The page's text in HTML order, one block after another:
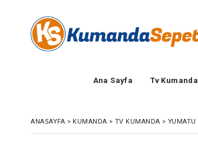
Ana Sayfa Tv Kumanda
ANASAYFA > KUMANDA > TV KUMANDA > YUMATU